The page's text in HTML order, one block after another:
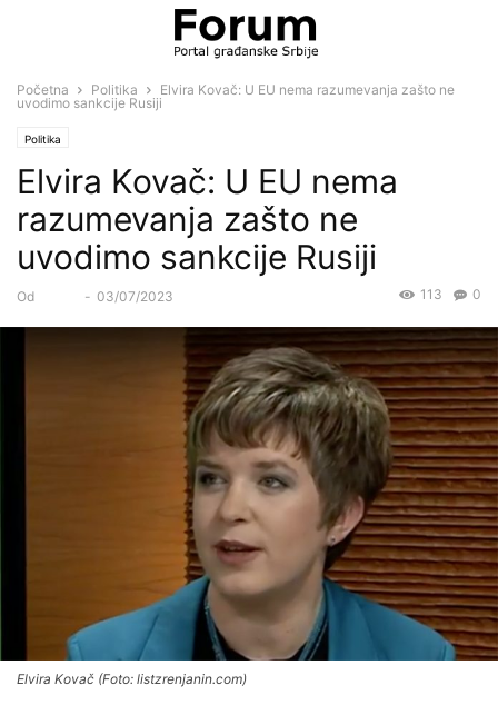
Početna Politika
Elvira Kovač: U EU nema razumevanja zašto ne
uvodimo sankcije Rusiji
Politika
Elvira Kovač: U EU nema
razumevanja zašto ne
uvodimo sankcije Rusiji
Od - 03/07/2023 0
113
Elvira Kovač (Foto: listzrenjanin.com)